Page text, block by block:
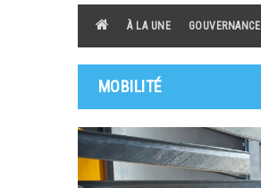
À LA UNE GOUVERNANCE
MOBILITÉ